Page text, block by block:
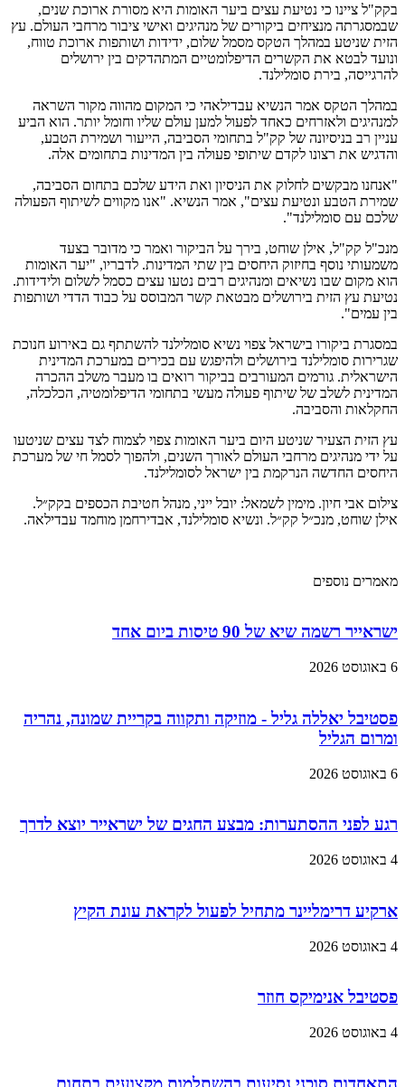
בקק"ל ציינו כי נטיעת עצים ביער האומות היא מסורת ארוכת שנים,
שבמסגרתה מנציחים ביקורים של מנהיגים ואישי ציבור מרחבי העולם. עץ
הזית שניטע במהלך הטקס מסמל שלום, ידידות ושותפות ארוכת טווח,
ונועד לבטא את הקשרים הדיפלומטיים המתהדקים בין ירושלים
להרגייסה, בירת סומלילנד.
במהלך הטקס אמר הנשיא עבדילאהי כי המקום מהווה מקור השראה
למנהיגים ולאזרחים כאחד לפעול למען עולם שליו וחומל יותר. הוא הביע
עניין רב בניסיונה של קק"ל בתחומי הסביבה, הייעור ושמירת הטבע,
והדגיש את רצונו לקדם שיתופי פעולה בין המדינות בתחומים אלה.
"אנחנו מבקשים לחלוק את הניסיון ואת הידע שלכם בתחום הסביבה,
שמירת הטבע ונטיעת עצים", אמר הנשיא. "אנו מקווים לשיתוף הפעולה
שלכם עם סומלילנד".
מנכ"ל קק"ל, אילן שוחט, בירך על הביקור ואמר כי מדובר בצעד
משמעותי נוסף בחיזוק היחסים בין שתי המדינות. לדבריו, "יער האומות
הוא מקום שבו נשיאים ומנהיגים רבים נטעו עצים כסמל לשלום ולידידות.
נטיעת עץ הזית בירושלים מבטאת קשר המבוסס על כבוד הדדי ושותפות
בין עמים".
במסגרת ביקורו בישראל צפוי נשיא סומלילנד להשתתף גם באירוע חנוכת
שגרירות סומלילנד בירושלים ולהיפגש עם בכירים במערכת המדינית
הישראלית. גורמים המעורבים בביקור רואים בו מעבר משלב ההכרה
המדינית לשלב של שיתוף פעולה מעשי בתחומי הדיפלומטיה, הכלכלה,
החקלאות והסביבה.
עץ הזית הצעיר שניטע היום ביער האומות צפוי לצמוח לצד עצים שניטעו
על ידי מנהיגים מרחבי העולם לאורך השנים, ולהפוך לסמל חי של מערכת
היחסים החדשה הנרקמת בין ישראל לסומלילנד.
צילום אבי חיון. מימין לשמאל: יובל ייני, מנהל חטיבת הכספים בקק״ל.
אילן שוחט, מנכ״ל קק״ל. ונשיא סומלילנד, אבדירחמן מוחמד עבדילאה.
מאמרים נוספים
ישראייר רשמה שיא של 90 טיסות ביום אחד
6 באוגוסט 2026
פסטיבל יאללה גליל - מוזיקה ותקווה בקריית שמונה, נהריה
ומרום הגליל
6 באוגוסט 2026
רגע לפני ההסתערות: מבצע החגים של ישראייר יוצא לדרך
4 באוגוסט 2026
ארקיע דרימליינר מתחיל לפעול לקראת עונת הקיץ
4 באוגוסט 2026
פסטיבל אנימיקס חוזר
4 באוגוסט 2026